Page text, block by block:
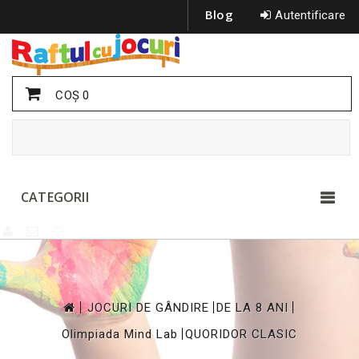
Autentificare
Blog
COŞ0
CATEGORII
>
JOCURI DE GÂNDIRE DE LA 8 ANI
Olimpiada Mind Lab
QUORIDOR CLASIC